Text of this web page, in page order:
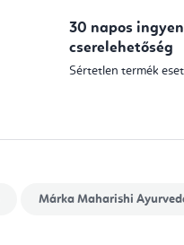
30 napos
cserelehetőség
Sértetlen termék
Márka Maharishi